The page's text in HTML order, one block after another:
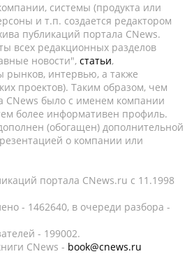
системы (продукта или
и т.п. создается редактором
публикаций портала CNews.
всех редакционных разделов
новости", статьи,
рынков, интервью, а также
проектов). Таким образом, чем
CNews было с именем компании
более информативен профиль.
(обогащен) дополнительной
о компании или
портала CNews.ru c 11.1998
- 1462640, в очереди разбора -
- 199002.
CNews - book@cnews.ru